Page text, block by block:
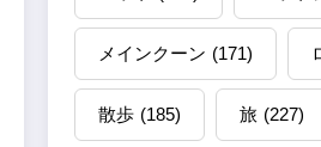
メインクーン (171)
散歩 (185) 旅 (227)